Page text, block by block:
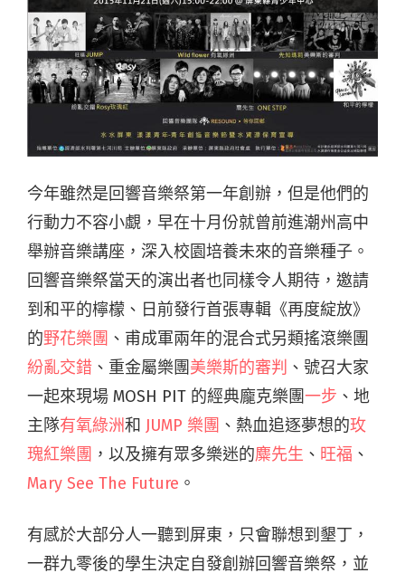
今年雖然是回響音樂祭第一年創辦，但是他們的
行動力不容小覷，早在十月份就曾前進潮州高中
舉辦音樂講座，深入校園培養未來的音樂種子。
回響音樂祭當天的演出者也同樣令人期待，邀請
到和平的檸檬、日前發行首張專輯《再度綻放》
的野花樂團 、甫成軍兩年的混合式另類搖滾樂團
紛亂交錯 、重金屬樂團美樂斯的審判 、號召大家
一起來現場 MOSH PIT 的經典龐克樂團一步 、地
主隊有氧綠洲和 JUMP 樂團 、熱血追逐夢想的玫
瑰紅樂團 ，以及擁有眾多樂迷的麋先生 、 旺福 、
Mary See The Future 。
有感於大部分人一聽到屏東，只會聯想到墾丁，
一群九零後的學生決定自發創辦回響音樂祭，並